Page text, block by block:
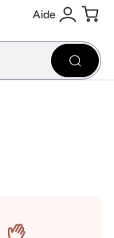
Aide
Se